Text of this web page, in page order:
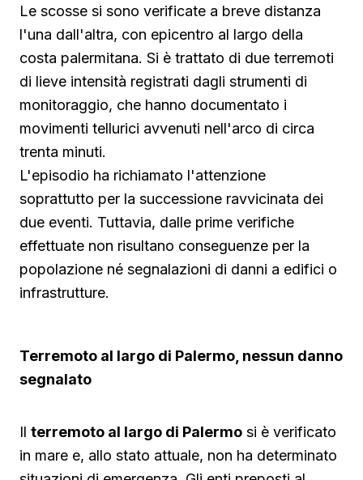
Le scosse si sono verificate a breve distanza
l'una dall'altra, con epicentro al largo della
costa palermitana. Si è trattato di due terremoti
di lieve intensità registrati dagli strumenti di
monitoraggio, che hanno documentato i
movimenti tellurici avvenuti nell'arco di circa
trenta minuti.
L'episodio ha richiamato l'attenzione
soprattutto per la successione ravvicinata dei
due eventi. Tuttavia, dalle prime verifiche
effettuate non risultano conseguenze per la
popolazione né segnalazioni di danni a edifici o
infrastrutture.
Terremoto al largo di Palermo, nessun danno
segnalato
Il terremoto al largo di Palermo si è verificato
in mare e, allo stato attuale, non ha determinato